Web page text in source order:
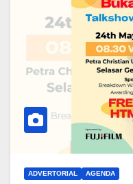
ADVERTORIAL AGENDA